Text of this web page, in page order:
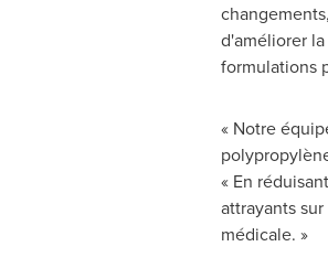
d'améliorer
formulations
« Notre
« En
attrayants
médicale. »